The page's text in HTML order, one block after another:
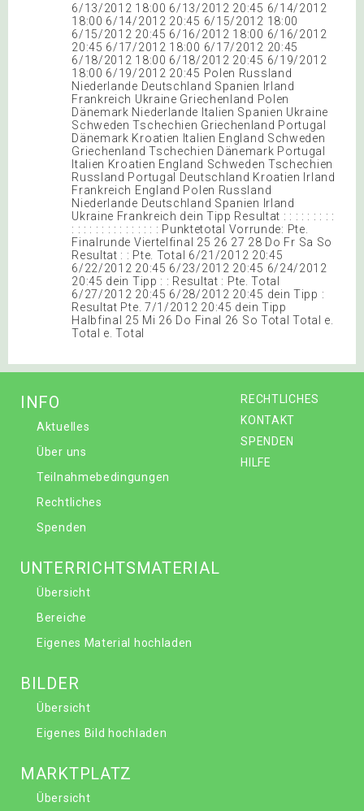
6/13/2012 18:00 6/13/2012 20:45 6/14/2012
18:00 6/14/2012 20:45 6/15/2012 18:00
6/15/2012 20:45 6/16/2012 18:00 6/16/2012
20:45 6/17/2012 18:00 6/17/2012 20:45
6/18/2012 18:00 6/18/2012 20:45 6/19/2012
18:00 6/19/2012 20:45 Polen Russland
Niederlande Deutschland Spanien Irland
Frankreich Ukraine Griechenland Polen
Dänemark Niederlande Italien Spanien Ukraine
Schweden Tschechien Griechenland Portugal
Dänemark Kroatien Italien England Schweden
Griechenland Tschechien Dänemark Portugal
Italien Kroatien England Schweden Tschechien
Russland Portugal Deutschland Kroatien Irland
Frankreich England Polen Russland
Niederlande Deutschland Spanien Irland
Ukraine Frankreich dein Tipp Resultat : : : : : : : : :
: : : : : : : : : : : : : : : Punktetotal Vorrunde: Pte.
Finalrunde Viertelfinal 25 26 27 28 Do Fr Sa So
Resultat : : Pte. Total 6/21/2012 20:45
6/22/2012 20:45 6/23/2012 20:45 6/24/2012
20:45 dein Tipp : : Resultat : Pte. Total
6/27/2012 20:45 6/28/2012 20:45 dein Tipp :
Resultat Pte. 7/1/2012 20:45 dein Tipp
Halbfinal 25 Mi 26 Do Final 26 So Total Total e.
Total e. Total
RECHTLICHES
KONTAKT
SPENDEN
HILFE
INFO
Aktuelles
Über uns
Teilnahmebedingungen
Rechtliches
Spenden
UNTERRICHTSMATERIAL
Übersicht
Bereiche
Eigenes Material hochladen
BILDER
Übersicht
Eigenes Bild hochladen
MARKTPLATZ
Übersicht